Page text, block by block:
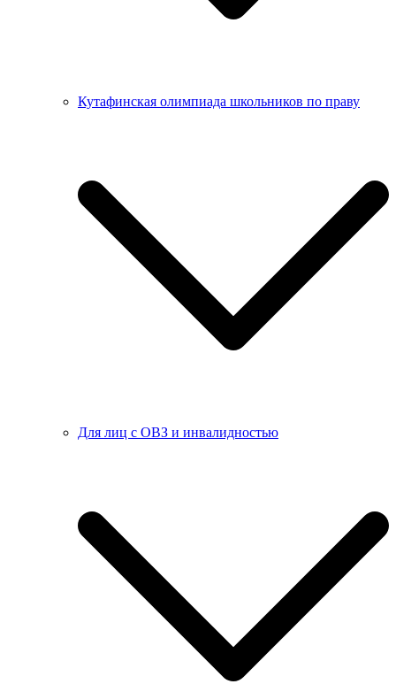
Кутафинская олимпиада школьников по праву
Для лиц с ОВЗ и инвалидностью